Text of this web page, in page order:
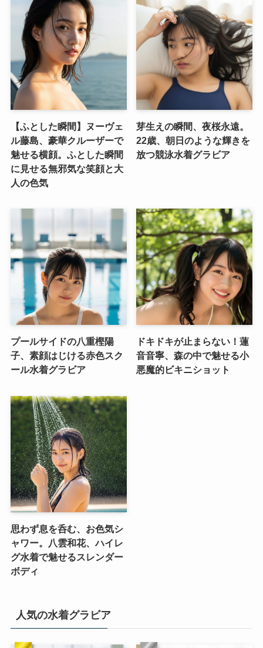
【ふとした瞬間】ヌーヴェ
ル藤島、豪華クルーザーで
魅せる横顔。ふとした瞬間
に見せる無邪気な笑顔と大
人の色気
芽生えの瞬間、夜桜永遠。
22歳、朝日のような輝きを
放つ競泳水着グラビア
プールサイドの八重樫陽
子、素顔はじける赤色スク
ール水着グラビア
ドキドキが止まらない！蓮
音音寧、森の中で魅せる小
悪魔的ビキニショット
思わず息を呑む、お色気シ
ャワー。八雲和花、ハイレ
グ水着で魅せるスレンダー
ボディ
人気の水着グラビア